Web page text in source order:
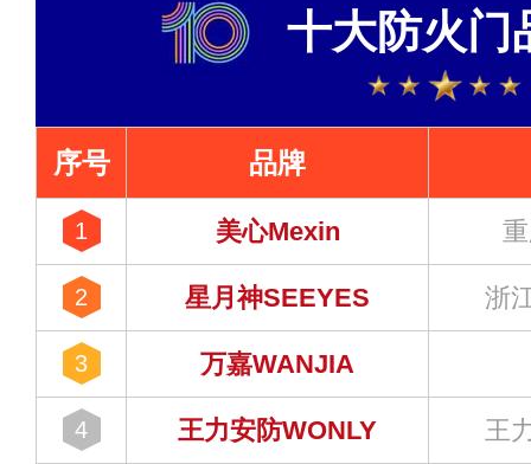
十大防火门
序号 品牌
1 美心Mexin
2 星月神SEEYES 浙
3 万嘉WANJIA
4 王力安防WONLY 王